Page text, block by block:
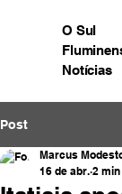
O Sul
Notícias
Post
Marcus
16 de abr. 2